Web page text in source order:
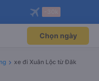
độc
Mở app
bay qua
Mở app
Chọn ngày
xe đi Xuân Lộc từ Đăk